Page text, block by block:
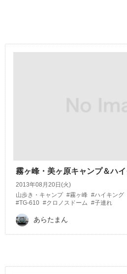
霧ヶ峰・美ヶ原キャンプ＆ハ
2013年08月20日(火)
山歩き・キャンプ #霧ヶ峰 #ハイキング
#TG-610 #クロノスドーム #子連れ
あらたまん